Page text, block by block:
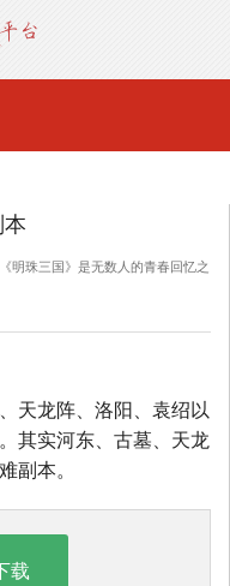
明珠三国》是无数人的青春回忆之
天龙阵、洛阳、袁绍以
其实河东、古墓、天龙
副本。
载